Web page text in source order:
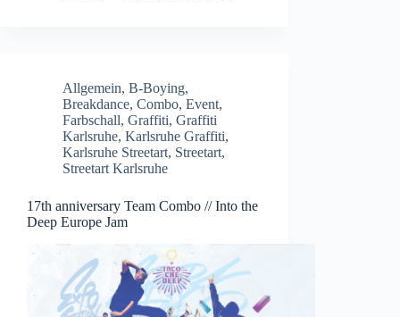
Allgemein, B-Boying,
Breakdance, Combo, Event,
Farbschall, Graffiti, Graffiti
Karlsruhe, Karlsruhe Graffiti,
Karlsruhe Streetart, Streetart,
Streetart Karlsruhe
17th anniversary Team Combo // Into the
Deep Europe Jam